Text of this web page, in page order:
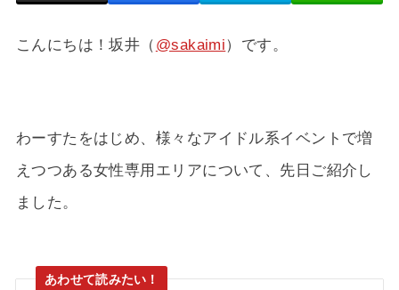
こんにちは！坂井（ @sakaimi）です。
わーすたをはじめ、様々なアイドル系イベントで増
えつつある女性専用エリアについて、先日ご紹介し
ました。